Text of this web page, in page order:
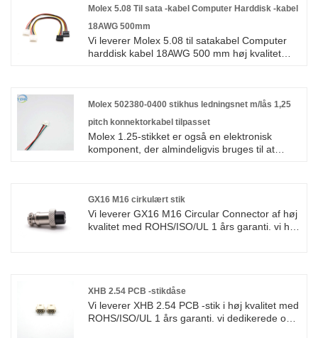
Molex 5.08 Til sata -kabel Computer Harddisk -kabel
18AWG 500mm
Vi leverer Molex 5.08 til satakabel Computer
harddisk kabel 18AWG 500 mm høj kvalitet
Europa og Amerika. Vi forventer at blive din
langsigtede partner i Kina.
Molex 502380-0400 stikhus ledningsnet m/lås 1,25
pitch konnektorkabel tilpasset
Molex 1.25-stikket er også en elektronisk
komponent, der almindeligvis bruges til at
typisk high-density switching-kapaciteter og
tilbyder en række porttætheder og størrelser,
der passer til forskellige applikationer. Disse
GX16 M16 cirkulært stik
Vi leverer GX16 M16 Circular Connector af høj
kvalitet med ROHS/ISO/UL 1 års garanti. vi har
Kina.
XHB 2.54 PCB -stikdåse
Vi leverer XHB 2.54 PCB -stik i høj kvalitet med
ROHS/ISO/UL 1 års garanti. vi dedikerede os